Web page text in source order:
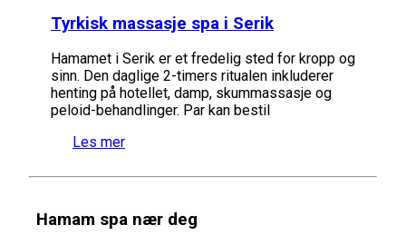
Tyrkisk massasje spa i Serik
Hamamet i Serik er et fredelig sted for kropp og
sinn. Den daglige 2-timers ritualen inkluderer
henting på hotellet, damp, skummassasje og
peloid-behandlinger. Par kan bestil
Les mer
Hamam spa nær deg